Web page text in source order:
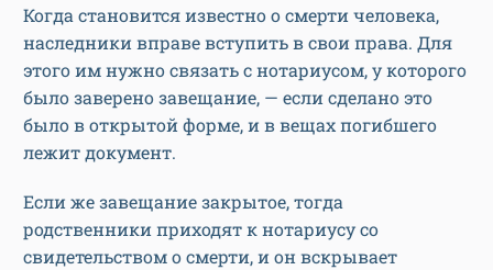
Когда становится известно о смерти человека,
наследники вправе вступить в свои права. Для
этого им нужно связать с нотариусом, у которого
было заверено завещание, — если сделано это
было в открытой форме, и в вещах погибшего
лежит документ.
Если же завещание закрытое, тогда
родственники приходят к нотариусу со
свидетельством о смерти, и он вскрывает